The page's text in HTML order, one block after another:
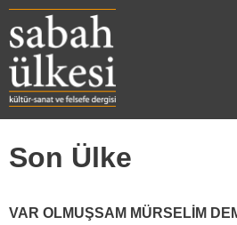
Son Ülke
VAR OLMUŞSAM MÜRSELİM